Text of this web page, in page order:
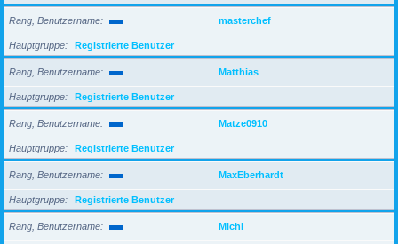
Rang, Benutzername masterchef
Hauptgruppe Registrierte Benutzer
Rang, Benutzername Matthias
Hauptgruppe Registrierte Benutzer
Rang, Benutzername Matze0910
Hauptgruppe Registrierte Benutzer
Rang, Benutzername MaxEberhardt
Hauptgruppe Registrierte Benutzer
Rang, Benutzername Michi